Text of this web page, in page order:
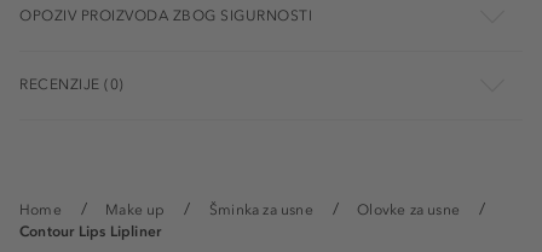
Home Make up Šminka za usne
Olovke za usne
Contour Lips Lipliner
OPOZIV PROIZVODA ZBOG SIGURNOSTI
RECENZIJE (0)